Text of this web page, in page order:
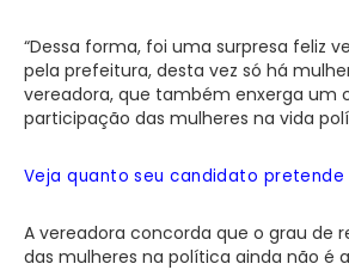
“Dessa forma, foi uma surpresa feliz
pela prefeitura, desta vez só há
vereadora, que também enxerga um
participação das mulheres na vida
Veja quanto seu candidato
A vereadora concorda que o grau de
das mulheres na política ainda não é